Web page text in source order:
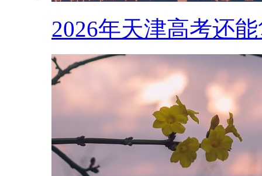
2026年天津高考还